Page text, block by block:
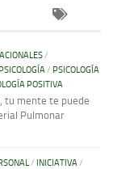
/
PSICOLOGÍA/ PSICOLOGÍA
POSITIVA
tu mente te puede
Pulmonar
/ INICIATIVA/